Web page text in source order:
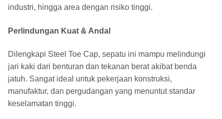
industri, hingga area dengan risiko tinggi.
Perlindungan Kuat & Andal
Dilengkapi Steel Toe Cap, sepatu ini mampu melindungi
jari kaki dari benturan dan tekanan berat akibat benda
jatuh. Sangat ideal untuk pekerjaan konstruksi,
manufaktur, dan pergudangan yang menuntut standar
keselamatan tinggi.